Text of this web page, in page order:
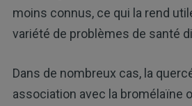
moins connus, ce qui la rend
variété de problèmes de santé
Dans de nombreux cas, la
association avec la bromélaïne